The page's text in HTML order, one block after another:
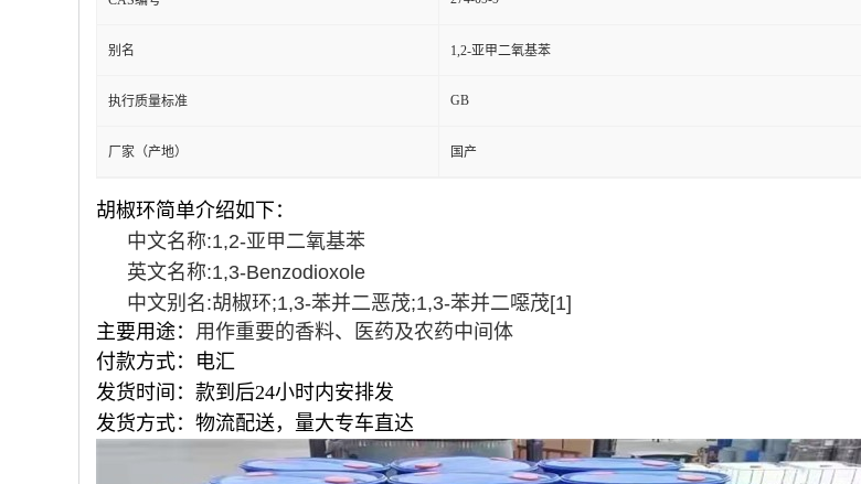
别名 1,2-亚甲二氧基苯
执行质量标准 GB
厂家（产地） 国产
胡椒环简单介绍如下：
中文名称:1,2-亚甲二氧基苯
英文名称:1,3-Benzodioxole
中文别名:胡椒环;1,3-苯并二恶茂;1,3-苯并二噁茂[1]
主要用途： 用作重要的香料、医药及农药中间体
付款方式：电汇
发货时间：款到后24小时内安排发
发货方式：物流配送，量大专车直达